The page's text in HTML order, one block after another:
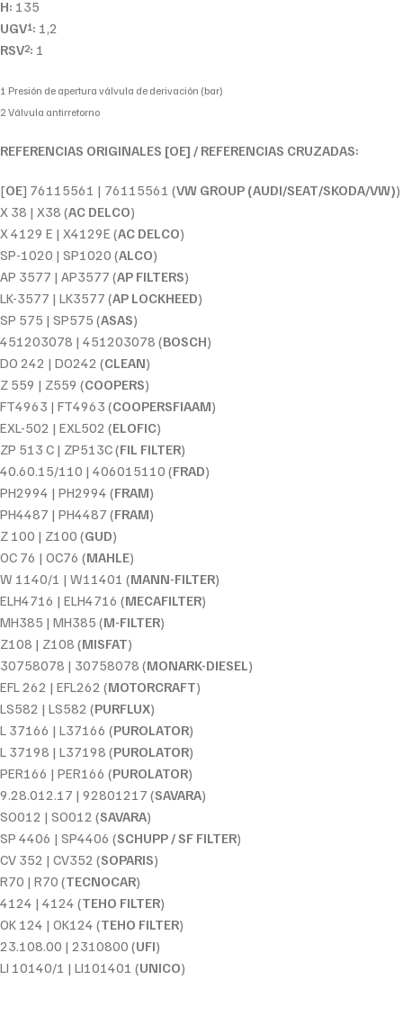
H: 135
UGV1: 1,2
RSV2: 1
1 Presión de apertura válvula de derivación (bar)
2 Válvula antirretorno
REFERENCIAS ORIGINALES [OE] / REFERENCIAS CRUZADAS:
[OE] 76115561 | 76115561 (VW GROUP (AUDI/SEAT/SKODA/VW))
X 38 | X38 (AC DELCO)
X 4129 E | X4129E (AC DELCO)
SP-1020 | SP1020 (ALCO)
AP 3577 | AP3577 (AP FILTERS)
LK-3577 | LK3577 (AP LOCKHEED)
SP 575 | SP575 (ASAS)
451203078 | 451203078 (BOSCH)
DO 242 | DO242 (CLEAN)
Z 559 | Z559 (COOPERS)
FT4963 | FT4963 (COOPERSFIAAM)
EXL-502 | EXL502 (ELOFIC)
ZP 513 C | ZP513C (FIL FILTER)
40.60.15/110 | 406015110 (FRAD)
PH2994 | PH2994 (FRAM)
PH4487 | PH4487 (FRAM)
Z 100 | Z100 (GUD)
OC 76 | OC76 (MAHLE)
W 1140/1 | W11401 (MANN-FILTER)
ELH4716 | ELH4716 (MECAFILTER)
MH385 | MH385 (M-FILTER)
Z108 | Z108 (MISFAT)
30758078 | 30758078 (MONARK-DIESEL)
EFL 262 | EFL262 (MOTORCRAFT)
LS582 | LS582 (PURFLUX)
L 37166 | L37166 (PUROLATOR)
L 37198 | L37198 (PUROLATOR)
PER166 | PER166 (PUROLATOR)
9.28.012.17 | 92801217 (SAVARA)
SO012 | SO012 (SAVARA)
SP 4406 | SP4406 (SCHUPP / SF FILTER)
CV 352 | CV352 (SOPARIS)
R70 | R70 (TECNOCAR)
4124 | 4124 (TEHO FILTER)
OK 124 | OK124 (TEHO FILTER)
23.108.00 | 2310800 (UFI)
LI 10140/1 | LI101401 (UNICO)